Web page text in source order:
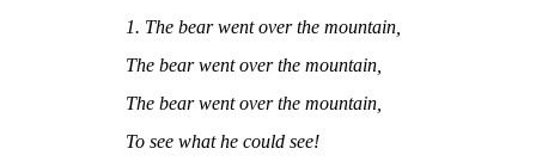
1. The bear went over the mountain,
The bear went over the mountain,
The bear went over the mountain,
To see what he could see!